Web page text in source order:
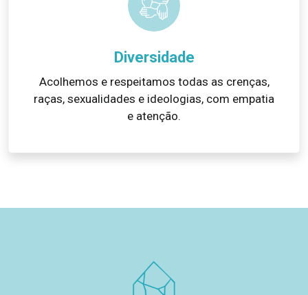
Diversidade
Acolhemos e respeitamos todas as crenças,
raças, sexualidades e ideologias, com empatia
e atenção.